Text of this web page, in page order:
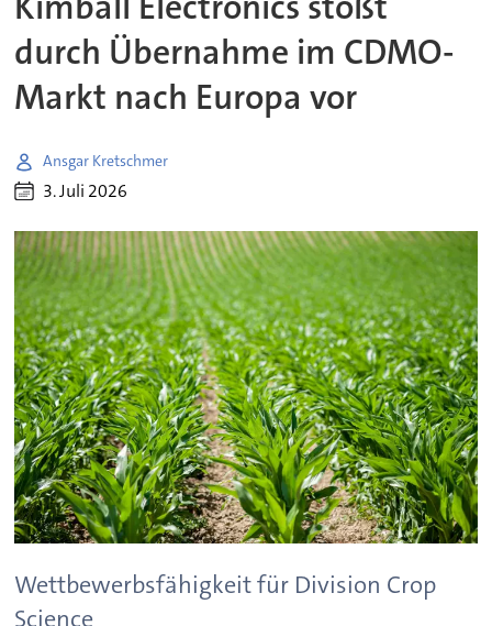
durch Übernahme im CDMO-
Markt nach Europa vor
Ansgar Kretschmer
3. Juli 2026
Wettbewerbsfähigkeit für Division Crop
Science